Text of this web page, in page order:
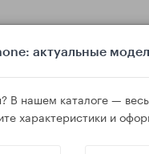
актуальные
В нашем каталоге —
характеристики и